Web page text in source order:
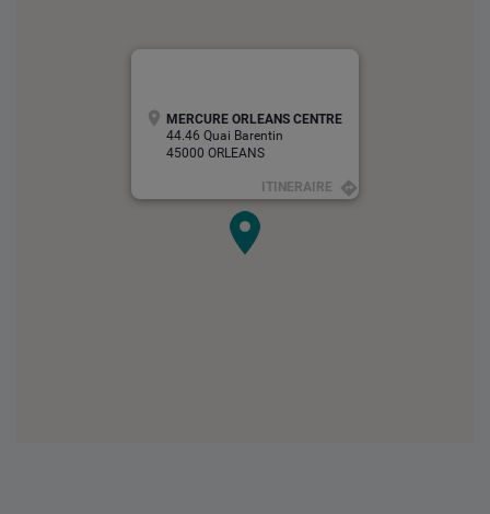
MERCURE ORLEANS CENTRE
44.46 Quai Barentin
45000 ORLEANS
ITINERAIRE